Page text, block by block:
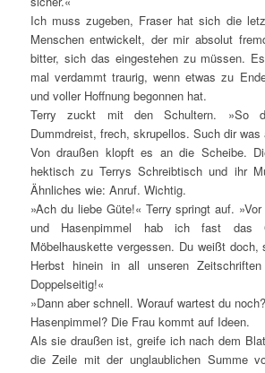
Ich muss zugeben, Fraser hat sich die
Menschen entwickelt, der mir absolut
bitter, sich das eingestehen zu müssen.
mal verdammt traurig, wenn etwas zu
und voller Hoffnung begonnen hat.
Terry zuckt mit den Schultern. »So
Dummdreist, frech, skrupellos. Such dir was
Von draußen klopft es an die Scheibe.
hektisch zu Terrys Schreibtisch und ihr
Ähnliches wie: Anruf. Wichtig.
»Ach du liebe Güte!« Terry springt auf.
und Hasenpimmel hab ich fast das
Möbelhauskette vergessen. Du weißt
Herbst hinein in all unseren Zeitschriften
Doppelseitig!«
»Dann aber schnell. Worauf wartest du
Hasenpimmel? Die Frau kommt auf Ideen.
Als sie draußen ist, greife ich nach dem
die Zeile mit der unglaublichen Summe